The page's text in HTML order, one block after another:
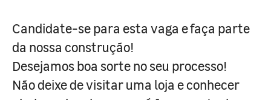
Candidate-se para esta vaga e faça parte
da nossa construção!
Desejamos boa sorte no seu processo!
Não deixe de visitar uma loja e conhecer